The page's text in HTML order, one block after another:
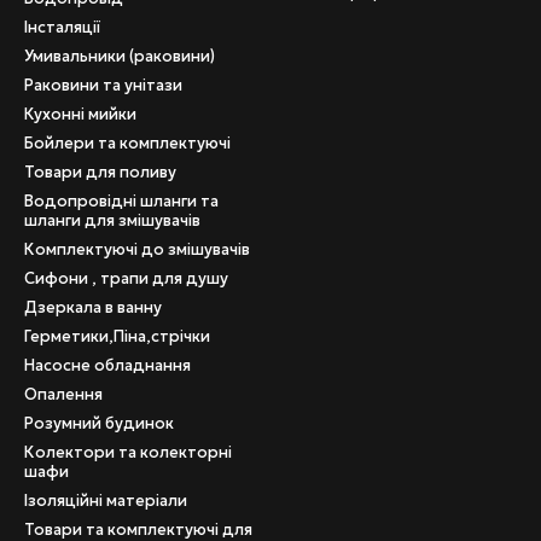
Інсталяції
Умивальники (раковини)
Раковини та унітази
Кухонні мийки
Бойлери та комплектуючі
Товари для поливу
Водопровідні шланги та
шланги для змішувачів
Комплектуючі до змішувачів
Сифони , трапи для душу
Дзеркала в ванну
Герметики,Піна,стрічки
Насосне обладнання
Опалення
Розумний будинок
Колектори та колекторні
шафи
Ізоляційні матеріали
Товари та комплектуючі для